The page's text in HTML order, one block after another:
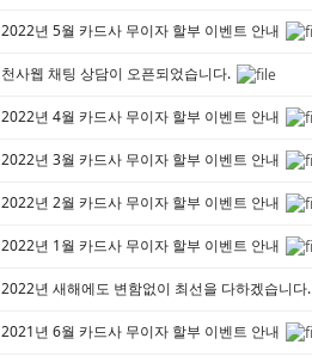
2022년 5월 카드사 무이자 할부 이벤트 안내
천사웹 채팅 상담이 오픈되었습니다.
2022년 4월 카드사 무이자 할부 이벤트 안내
2022년 3월 카드사 무이자 할부 이벤트 안내
2022년 2월 카드사 무이자 할부 이벤트 안내
2022년 1월 카드사 무이자 할부 이벤트 안내
2022년 새해에도 변함없이 최선을 다하겠습니다.
2021년 6월 카드사 무이자 할부 이벤트 안내